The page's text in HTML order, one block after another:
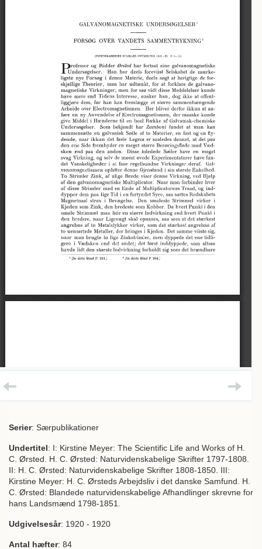
Serier: Særpublikationer
Undertitel: I: Kirstine Meyer: The Scientific Life and Works of H.
C. Ørsted. H. C. Ørsted: Naturvidenskabelige Skrifter 1797-1808.
II: H. C. Ørsted: Naturvidenskabelige Skrifter 1808-1850. III:
Kirstine Meyer: H. C. Ørsteds Arbejdsliv i det danske Samfund. H.
C. Ørsted: Blandede naturvidenskabelige Afhandlinger skrevne for
hans Landsmænd 1798-1851.
Udgivelsesår: 1920 - 1920
Antal hæfter: 84